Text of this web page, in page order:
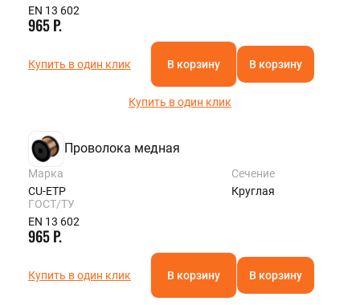
EN 13 602
965 Р.
Купить в один клик В корзину В корзину
Купить в один клик
Проволока медная
Марка
CU-ETP
Сечение
Круглая
ГОСТ/ТУ
EN 13 602
965 Р.
Купить в один клик В корзину В корзину